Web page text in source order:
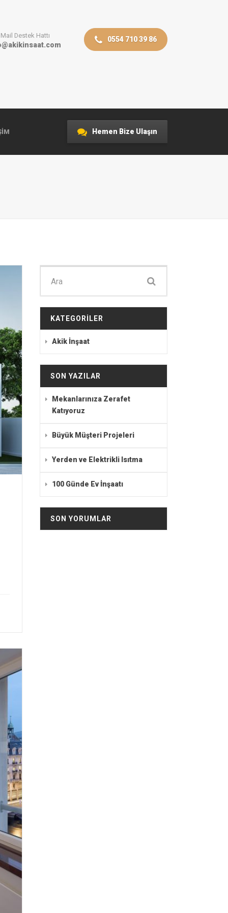
Hemen Bize Ulaşın
Mail Destek Hattı 0554 710 39 86
ara:
KATEGORILER
Akik İnşaat
SON YAZILAR
Mekanlarınıza Zerafet
Katıyoruz
Büyük Müşteri Projeleri
Yerden ve Elektrikli Isıtma
100 Günde Ev İnşaatı
SON YORUMLAR